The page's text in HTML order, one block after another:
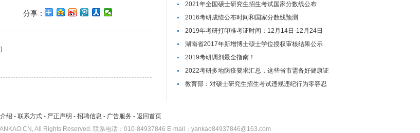
分享：
研究生
2021年全国硕士研究生招生考试国家分数线公布
2016考研成绩公布时间和国家分数线预测
2019年考研打印准考证时间：12月14日-12月24日
湖南省2017年新增博士硕士学位授权审核结果公示
2019考研调剂最全指南！
2022考研多地防疫要求汇总，这些省市需备好健康证
明！
教育部：对硕士研究生招生考试违规违纪行为零容忍
绍 - 联系方式 - 严正声明 - 招聘信息 - 广告服务 - 返回首页
All Rights Reserved. 联系电话：010-84937846 E-mail：yankao84937846@163.com